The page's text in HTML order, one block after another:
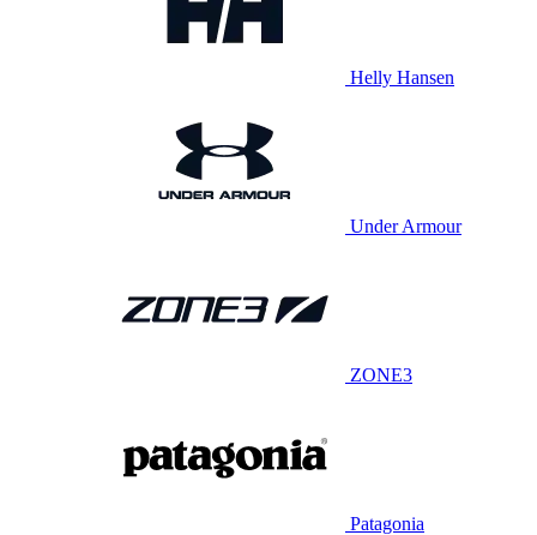
Helly Hansen
Under Armour
ZONE3
Patagonia